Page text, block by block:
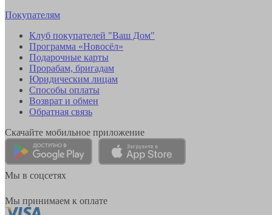
Покупателям
Клуб покупателей "Ваш Дом"
Программа «Новосёл»
Подарочные карты
Прорабам, бригадам
Юридическим лицам
Способы оплаты
Возврат и обмен
Обратная связь
Скачайте мобильное приложение
Мы в соцсетях
Мы принимаем к оплате